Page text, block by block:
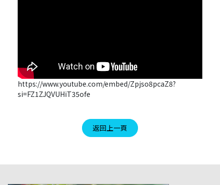
https://www.youtube.com/embed/Zpjso8pcaZ8?
si=FZ1ZJQVUHiT35ofe
返回上一頁